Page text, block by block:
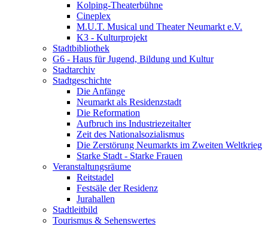
Kolping-Theaterbühne
Cineplex
M.U.T. Musical und Theater Neumarkt e.V.
K3 - Kulturprojekt
Stadtbibliothek
G6 - Haus für Jugend, Bildung und Kultur
Stadtarchiv
Stadtgeschichte
Die Anfänge
Neumarkt als Residenzstadt
Die Reformation
Aufbruch ins Industriezeitalter
Zeit des Nationalsozialismus
Die Zerstörung Neumarkts im Zweiten Weltkrieg
Starke Stadt - Starke Frauen
Veranstaltungsräume
Reitstadel
Festsäle der Residenz
Jurahallen
Stadtleitbild
Tourismus & Sehenswertes